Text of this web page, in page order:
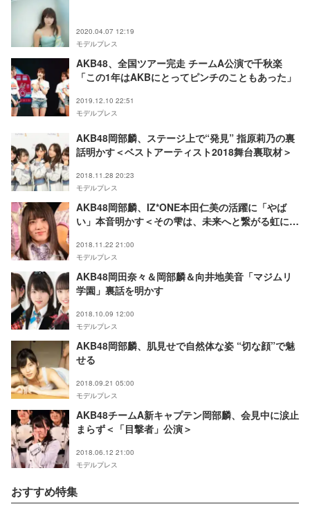
2020.04.07 12:19
モデルプレス
AKB48、全国ツアー完走 チームA公演で千秋楽
「この1年はAKBにとってピンチのこともあった」
2019.12.10 22:51
モデルプレス
AKB48岡部麟、ステージ上で“発見” 指原莉乃の裏
話明かす＜ベストアーティスト2018舞台裏取材＞
2018.11.28 20:23
モデルプレス
AKB48岡部麟、IZ*ONE本田仁美の活躍に「やば
い」本音明かす＜その雫は、未来へと繋がる虹にな
2018.11.22 21:00
モデルプレス
AKB48岡田奈々＆岡部麟＆向井地美音「マジムリ
学園」裏話を明かす
2018.10.09 12:00
モデルプレス
AKB48岡部麟、肌見せで自然体な姿 “切な顔”で魅
せる
2018.09.21 05:00
モデルプレス
AKB48チームA新キャプテン岡部麟、会見中に涙止
まらず＜「目撃者」公演＞
2018.06.12 21:00
モデルプレス
おすすめ特集